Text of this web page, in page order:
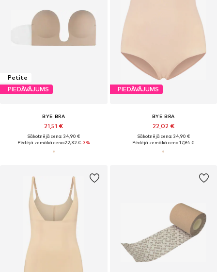
Petite
PIEDĀVĀJUMS
BYE BRA
21,51 €
Sākotnējā cena: 34,90 €
Pēdējā zemākā cena:22,32 €-3%
PIEDĀVĀJUMS
BYE BRA
22,02 €
Sākotnējā cena: 34,90 €
Pēdējā zemākā cena:17,94 €